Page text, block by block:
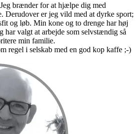
brænder for at hjælpe dig med
Derudover er jeg vild med at dyrke sport;
og løb. Min kone og to drenge har høj
har valgt at arbejde som selvstændig så
min familie.
regel i selskab med en god kop kaffe ;-)